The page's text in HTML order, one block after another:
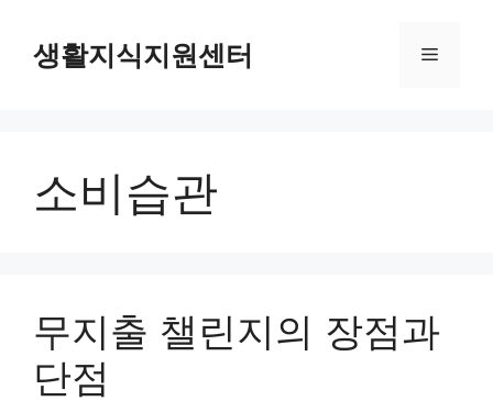
content생활지식지원센터 Menu
소비습관
무지출 챌린지의 장점과
단점